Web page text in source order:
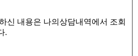
신 내용은 나의상담내역에서 조회
.